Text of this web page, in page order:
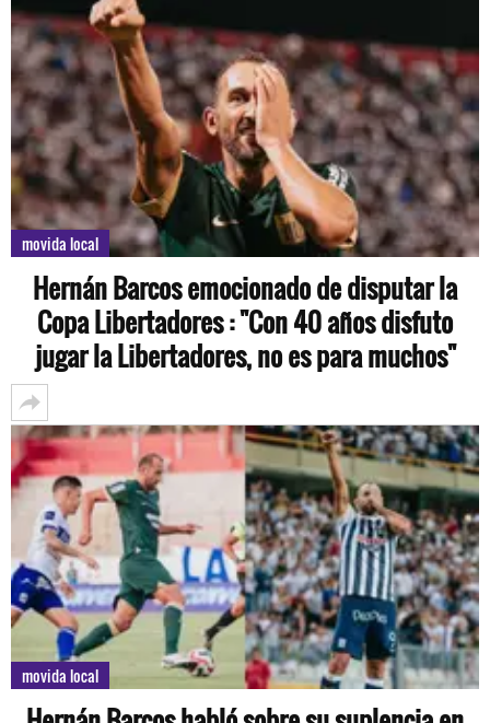
movida local
Hernán Barcos emocionado de disputar la
Copa Libertadores : "Con 40 años disfuto
jugar la Libertadores, no es para muchos"
movida local